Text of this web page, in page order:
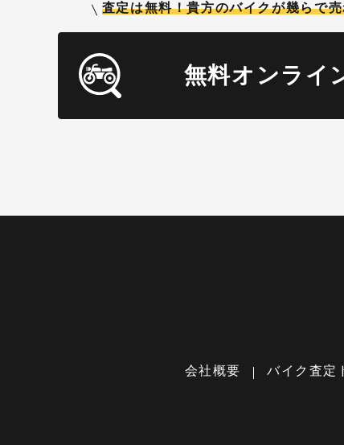
査定は無料！貴方のバイクが幾らで
無料オンライ
会社概要 バイク査定